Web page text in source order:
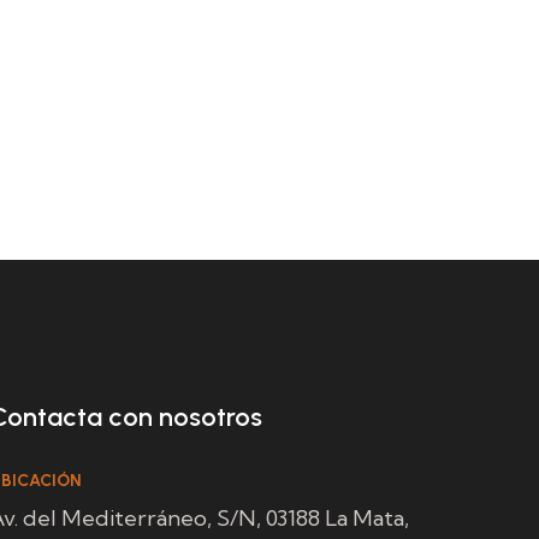
con nosotros
del Mediterráneo, S/N, 03188 La Mata,